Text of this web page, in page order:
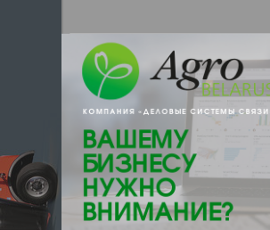
+ 375Показать
e-mail:a:2:{s:5:"VALUE";a:0:
{}s:11:"DESCRIPTION";a:0:{}}
224000, , , , Брест, ж/д ст
Северный